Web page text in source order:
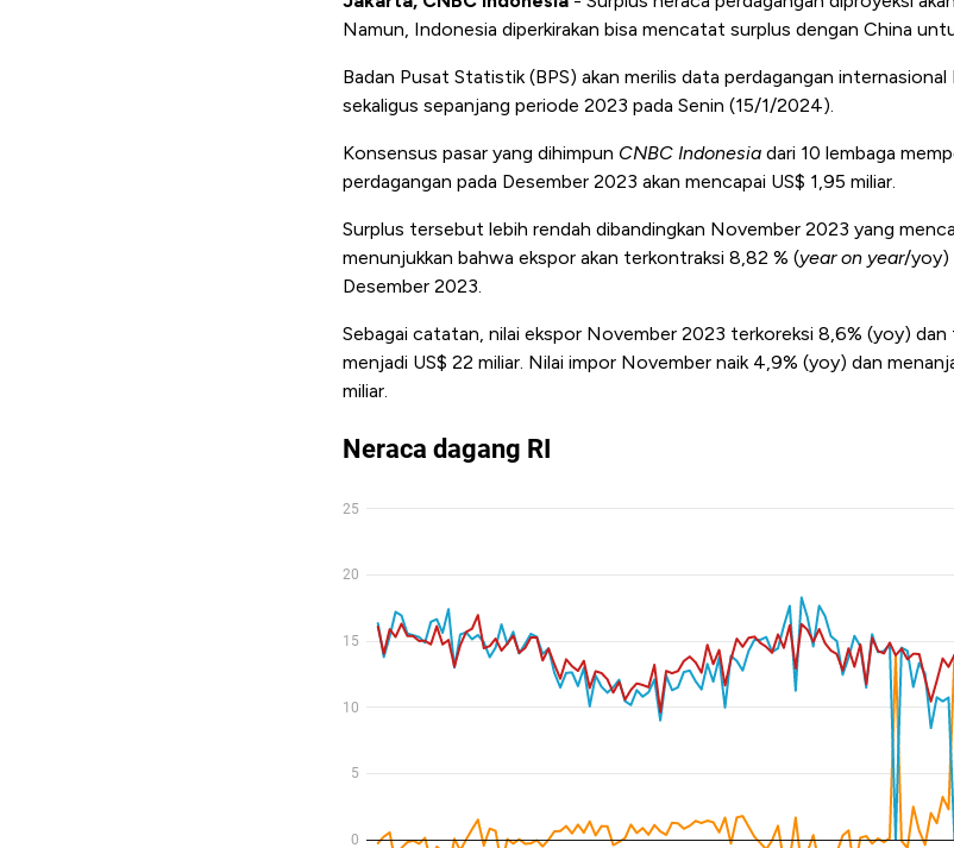
Namun, Indonesia diperkirakan bisa mencatat surplus dengan China
Badan Pusat Statistik (BPS) akan merilis data perdagangan
sekaligus sepanjang periode 2023 pada Senin (15/1/2024).
Konsensus pasar yang dihimpun CNBC Indonesia dari 10 lembaga
perdagangan pada Desember 2023 akan mencapai US$ 1,95 miliar.
Surplus tersebut lebih rendah dibandingkan November 2023 yang
menunjukkan bahwa ekspor akan terkontraksi 8,82 % (year on year/yoy)
Desember 2023.
Sebagai catatan, nilai ekspor November 2023 terkoreksi 8,6% (yoy) dan
menjadi US$ 22 miliar. Nilai impor November naik 4,9% (yoy) dan
miliar.